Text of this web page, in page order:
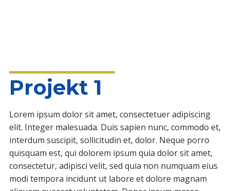
Projekt 1
Lorem ipsum dolor sit amet, consectetuer adipiscing
elit. Integer malesuada. Duis sapien nunc, commodo et,
interdum suscipit, sollicitudin et, dolor. Neque porro
quisquam est, qui dolorem ipsum quia dolor sit amet,
consectetur, adipisci velit, sed quia non numquam eius
modi tempora incidunt ut labore et dolore magnam